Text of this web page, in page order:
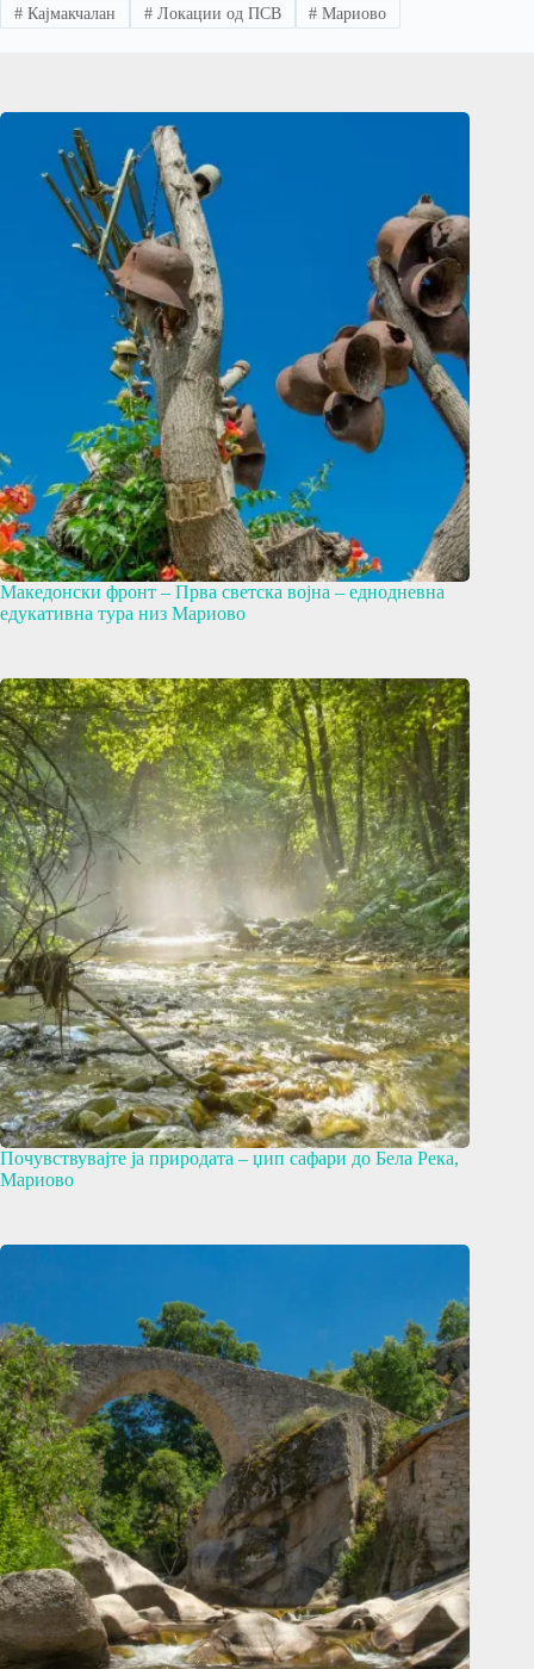
#Кајмакчалан #Локации од ПСВ # Мариово
Македонски фронт – Прва светска војна – еднодневна
едукативна тура низ Мариово
Почувствувајте ја природата – џип сафари до Бела Река,
Мариово